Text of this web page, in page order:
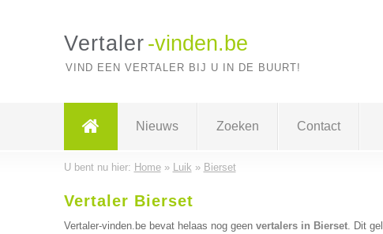
Vertaler -vinden.be
VIND EEN VERTALER BIJ U IN DE BUURT!
Nieuws Zoeken Contact
U bent nu hier: Home» Luik » Bierset
Vertaler Bierset
Vertaler-vinden.be bevat helaas nog geen vertalers in Bierset. Dit